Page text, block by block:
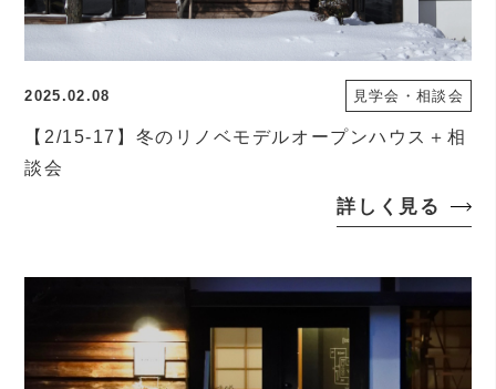
2025.02.08 見学会・相談会
【2/15-17】冬のリノベモデルオープンハウス＋相
談会
詳しく見る